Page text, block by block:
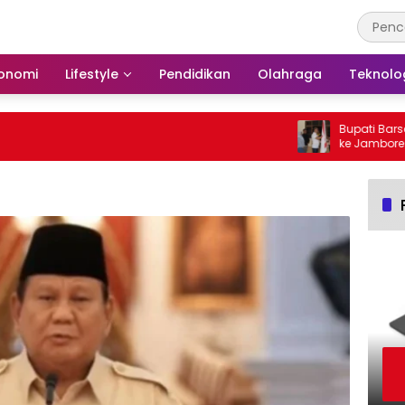
Lifestyle Pendidikan Olahraga
Bupati Barsel
ke Jambore